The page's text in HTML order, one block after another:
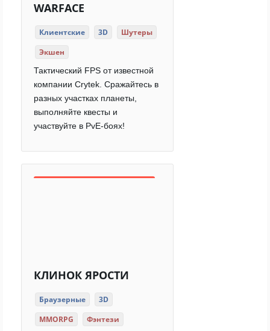
WARFACE
Клиентские 3D
Шутеры
Экшен
Тактический FPS от известной
компании Crytek. Сражайтесь в
разных участках планеты,
выполняйте квесты и
участвуйте в PvE-боях!
КЛИНОК ЯРОСТИ
Браузерные
3D
MMORPG
Фэнтези